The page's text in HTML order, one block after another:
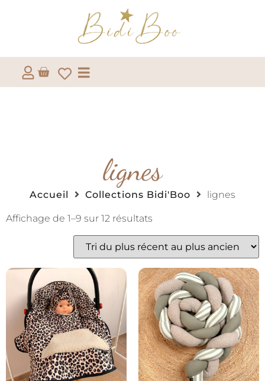
lignes
Accueil Collections Bidi'Boo lignes
Affichage de 1–9 sur 12 résultats